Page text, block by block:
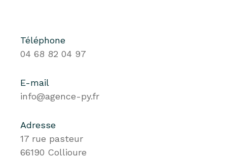
Téléphone
04 68 82 04 97
E-mail
info@agence-py.fr
Adresse
17 rue pasteur
66190 Collioure